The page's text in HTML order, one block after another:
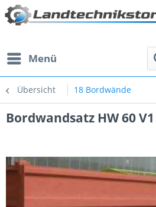
Menü
Übersicht 18 Bordwände
Bordwandsatz HW 60